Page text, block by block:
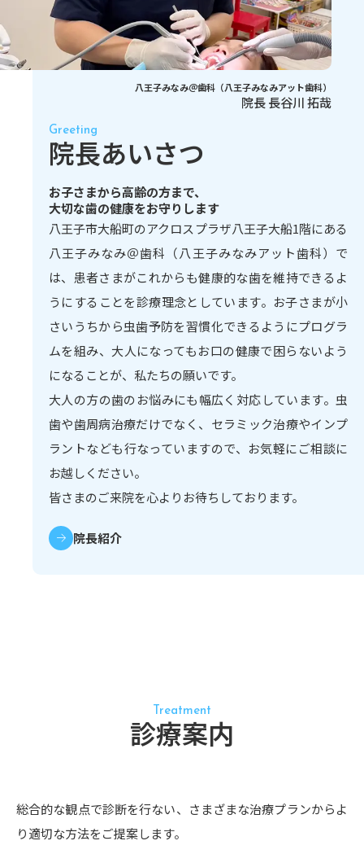
八王子みなみ＠歯科（八王子みなみアット歯科）
院長 長谷川 拓哉
Greeting
院長あいさつ
お子さまから高齢の方まで、
大切な歯の健康をお守りします
八王子市大船町のアクロスプラザ八王子大船1階にある
八王子みなみ＠歯科（八王子みなみアット歯科）で
は、患者さまがこれからも健康的な歯を維持できるよ
うにすることを診療理念としています。お子さまが小
さいうちから虫歯予防を習慣化できるようにプログラ
ムを組み、大人になってもお口の健康で困らないよう
になることが、私たちの願いです。
大人の方の歯のお悩みにも幅広く対応しています。虫
歯や歯周病治療だけでなく、セラミック治療やインプ
ラントなども行なっていますので、お気軽にご相談に
お越しください。
皆さまのご来院を心よりお待ちしております。
院長紹介
Treatment
診療案内
総合的な観点で診断を行ない、さまざまな治療プランからよ
り適切な方法をご提案します。